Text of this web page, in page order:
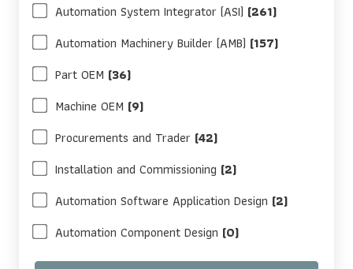
Automation System Integrator (ASI) (261)
Automation Machinery Builder (AMB) (157)
Part OEM (36)
Machine OEM (9)
Procurements and Trader (42)
Installation and Commissioning (2)
Automation Software Application Design (2)
Automation Component Design (0)